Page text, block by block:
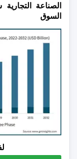
الصناعة
السوق